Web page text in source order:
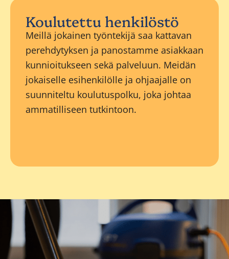
Koulutettu henkilöstö
Meillä jokainen työntekijä saa kattavan
perehdytyksen ja panostamme asiakkaan
kunnioitukseen sekä palveluun. Meidän
jokaiselle esihenkilölle ja ohjaajalle on
suunniteltu koulutuspolku, joka johtaa
ammatilliseen tutkintoon.